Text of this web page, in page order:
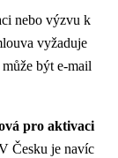
nebo výzvu k
vyžaduje
být e-mail
pro aktivaci
Česku je navíc